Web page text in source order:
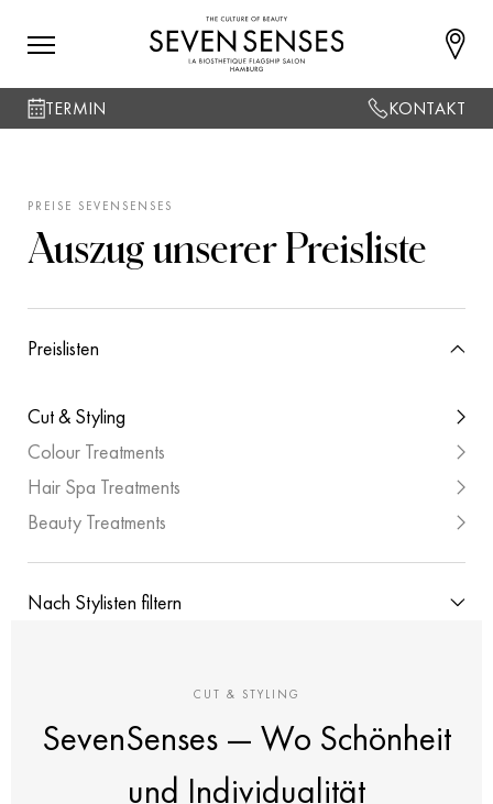
TERMIN KONTAKT
PREISE SEVENSENSES
Auszug unserer Preisliste
Preislisten
Cut & Styling
Colour Treatments
Hair Spa Treatments
Beauty Treatments
Nach Stylisten filtern
Chiara Heise
Level 4
Fee Lambrix
CUT & STYLING
SevenSenses — Wo Schönheit
und Individualität